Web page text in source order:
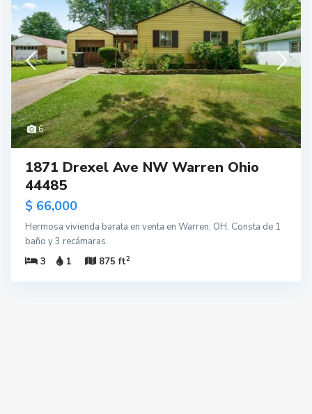
6
1871 Drexel Ave NW Warren Ohio
44485
$ 66,000
Hermosa vivienda barata en venta en Warren, OH. Consta de 1
baño y 3 recámaras.
3
1 875 ft2